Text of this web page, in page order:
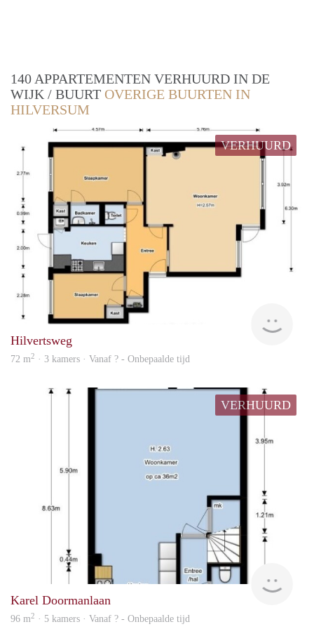
140 APPARTEMENTEN VERHUURD IN DE
WIJK / BUURT OVERIGE BUURTEN IN
HILVERSUM
VERHUURD
Hilvertsweg
72 m2 · 3 kamers · Vanaf ? - Onbepaalde tijd
VERHUURD
Karel Doormanlaan
96 m2 · 5 kamers · Vanaf ? - Onbepaalde tijd